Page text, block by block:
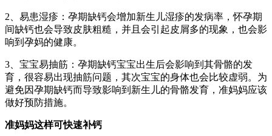
2、易患湿疹：孕期缺钙会增加新生儿湿疹的发病率，怀孕期
间缺钙也会导致皮肤粗糙，并且会引起皮屑多的现象，也会影
响到孕妈的健康。
3、宝宝易抽筋：孕期缺钙宝宝出生后会影响到其骨骼的发
育，很容易出现抽筋问题，其次宝宝的身体也会比较虚弱。为
避免因孕期缺钙而导致影响到新生儿的骨骼发育，准妈妈应该
做好预防措施。
准妈妈这样可快速补钙